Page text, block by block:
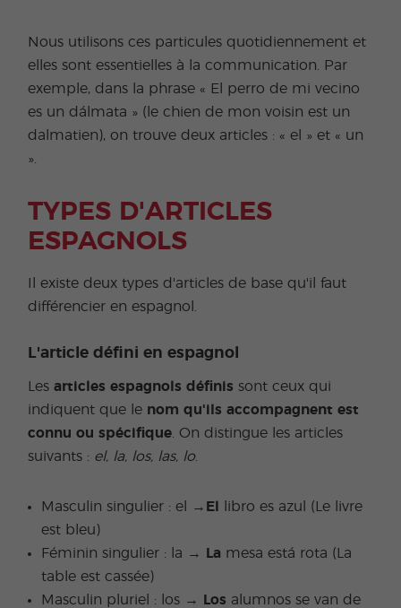
Nous utilisons ces particules quotidiennement et
elles sont essentielles à la communication. Par
exemple, dans la phrase « El perro de mi vecino
es un dálmata » (le chien de mon voisin est un
dalmatien), on trouve deux articles : « el » et « un
».
TYPES D'ARTICLES
ESPAGNOLS
Il existe deux types d'articles de base qu'il faut
différencier en espagnol.
L'article défini en espagnol
Lesarticles espagnols définis sont ceux qui
indiquent que le nom qu'ils accompagnent est
connu ou spécifique . On distingue les articles
suivants : el, la, los, las, lo
Masculin singulier : el → El
libro es azul (Le livre
est bleu)
Féminin singulier : la →
La mesa está rota (La
table est cassée)
Masculin pluriel : los →
Los alumnos se van de